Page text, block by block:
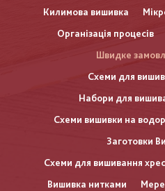
Килимова вишивка
Організація процесів
Швидке
Схеми для
Набори для
Схеми вишивки на
Заготовки
Схеми для вишивання
Вишивка нитками